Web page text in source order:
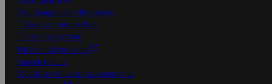
Osuuskauppojen yhteystiedot
Tilaus- ja toimitusehdot
Tietosuojakäytäntö
Palvelun käyttöehdot
Saavutettavuus
Mobiilisovelluksen saavutettavuus